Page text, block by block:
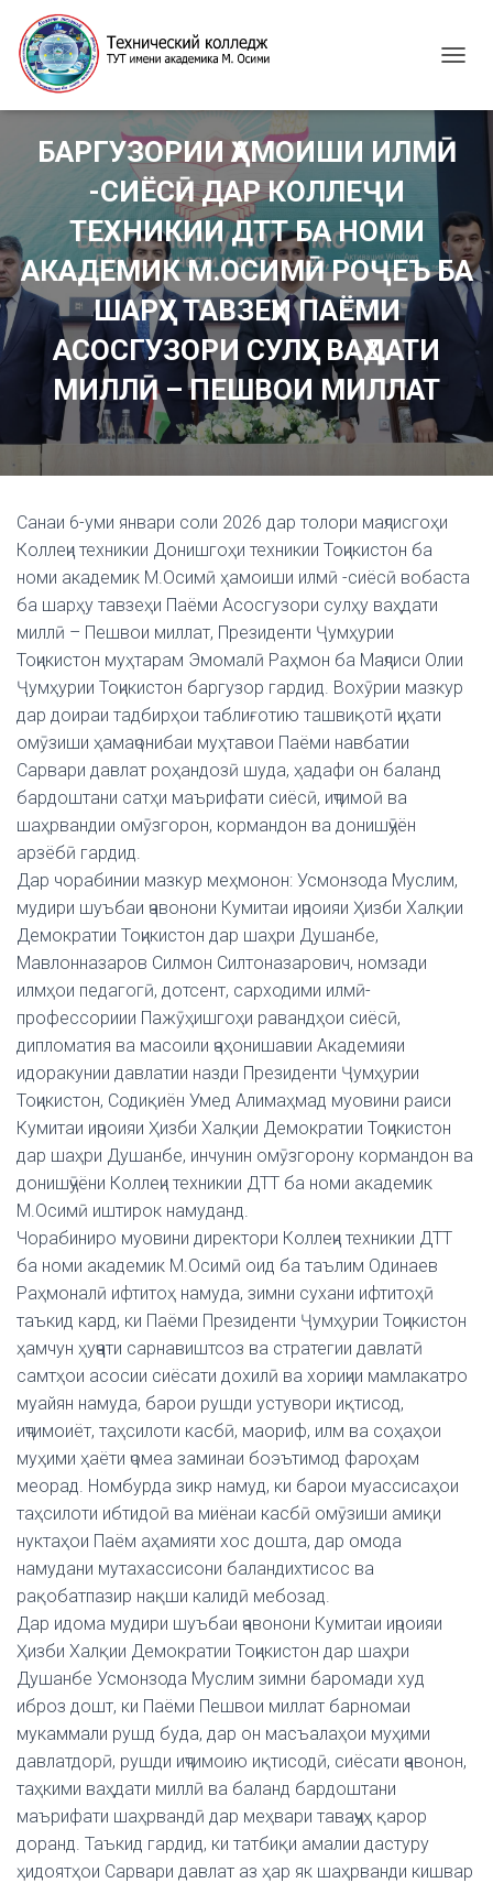
G
A
V
G
A
БАРГУЗОРИИ ҲАМОИШИ ИЛМӢ
-СИЁСӢ ДАР КОЛЛЕҶИ
ТЕХНИКИИ ДТТ БА НОМИ
АКАДЕМИК М.ОСИМӢ РОҶЕЪ БА
ШАРҲУ ТАВЗЕҲИ ПАЁМИ
АСОСГУЗОРИ СУЛҲУ ВАҲДАТИ
МИЛЛӢ – ПЕШВОИ МИЛЛАТ
Санаи 6-уми январи соли 2026 дар толори маҷлисгоҳи
Коллеҷи техникии Донишгоҳи техникии Тоҷикистон ба
номи академик М.Осимӣ ҳамоиши илмӣ -сиёсӣ вобаста
ба шарҳу тавзеҳи Паёми Асосгузори сулҳу ваҳдати
миллӣ – Пешвои миллат, Президенти Ҷумҳурии
Тоҷикистон муҳтарам Эмомалӣ Раҳмон ба Маҷлиси Олии
Ҷумҳурии Тоҷикистон баргузор гардид. Вохӯрии мазкур
дар доираи тадбирҳои таблиғотию ташвиқотӣ ҷиҳати
омӯзиши ҳамаҷонибаи муҳтавои Паёми навбатии
Сарвари давлат роҳандозӣ шуда, ҳадафи он баланд
бардоштани сатҳи маърифати сиёсӣ, иҷтимоӣ ва
шаҳрвандии омӯзгорон, кормандон ва донишҷӯён
арзёбӣ гардид.
Дар чорабинии мазкур меҳмонон: Усмонзода Муслим,
мудири шуъбаи ҷавонони Кумитаи иҷроияи Ҳизби Халқии
Демократии Тоҷикистон дар шаҳри Душанбе,
Мавлонназаров Силмон Силтоназарович, номзади
илмҳои педагогӣ, дотсент, сарходими илмӣ-
профессориии Пажӯҳишгоҳи равандҳои сиёсӣ,
дипломатия ва масоили ҷаҳонишавии Академияи
идоракунии давлатии назди Президенти Ҷумҳурии
Тоҷикистон, Содиқиён Умед Алимаҳмад муовини раиси
Кумитаи иҷроияи Ҳизби Халқии Демократии Тоҷикистон
дар шаҳри Душанбе, инчунин омӯзгорону кормандон ва
донишҷӯёни Коллеҷи техникии ДТТ ба номи академик
М.Осимӣ иштирок намуданд.
Чорабиниро муовини директори Коллеҷи техникии ДТТ
ба номи академик М.Осимӣ оид ба таълим Одинаев
Раҳмоналӣ ифтитоҳ намуда, зимни сухани ифтитоҳӣ
таъкид кард, ки Паёми Президенти Ҷумҳурии Тоҷикистон
ҳамчун ҳуҷҷати сарнавиштсоз ва стратегии давлатӣ
самтҳои асосии сиёсати дохилӣ ва хориҷии мамлакатро
муайян намуда, барои рушди устувори иқтисод,
иҷтимоиёт, таҳсилоти касбӣ, маориф, илм ва соҳаҳои
муҳими ҳаёти ҷомеа заминаи боэътимод фароҳам
меорад. Номбурда зикр намуд, ки барои муассисаҳои
таҳсилоти ибтидоӣ ва миёнаи касбӣ омӯзиши амиқи
нуктаҳои Паём аҳамияти хос дошта, дар омода
намудани мутахассисони баландихтисос ва
рақобатпазир нақши калидӣ мебозад.
Дар идома мудири шуъбаи ҷавонони Кумитаи иҷроияи
Ҳизби Халқии Демократии Тоҷикистон дар шаҳри
Душанбе Усмонзода Муслим зимни баромади худ
иброз дошт, ки Паёми Пешвои миллат барномаи
мукаммали рушд буда, дар он масъалаҳои муҳими
давлатдорӣ, рушди иҷтимоию иқтисодӣ, сиёсати ҷавонон,
таҳкими ваҳдати миллӣ ва баланд бардоштани
маърифати шаҳрвандӣ дар меҳвари таваҷҷуҳ қарор
доранд. Таъкид гардид, ки татбиқи амалии дастуру
ҳидоятҳои Сарвари давлат аз ҳар як шаҳрванди кишвар